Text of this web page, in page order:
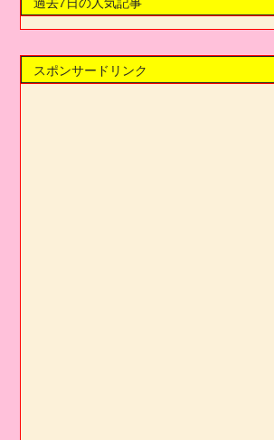
スポンサードリンク